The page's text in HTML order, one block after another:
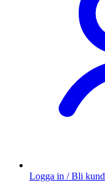
Logga in / Bli kund